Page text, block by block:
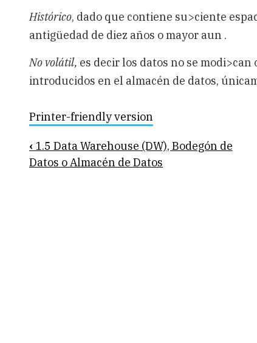
Histórico, dado que contiene su>ciente
antigüedad de diez años o mayor aun .
No volátil, es decir los datos no se
introducidos en el almacén de datos,
Printer-friendly version
Book
traversal
‹ 1.5 Data Warehouse (DW), Bodegón de
Datos o Almacén de Datos